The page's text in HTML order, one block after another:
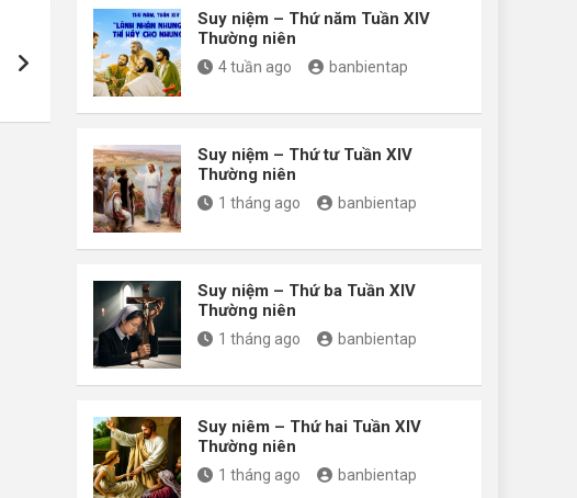
Suy niệm – Thứ năm Tuần XIV
Thường niên
4 tuần ago banbientap
Suy niệm – Thứ tư Tuần XIV
Thường niên
1 tháng ago banbientap
Suy niệm – Thứ ba Tuần XIV
Thường niên
1 tháng ago banbientap
Suy niêm – Thứ hai Tuần XIV
Thường niên
1 tháng ago banbientap